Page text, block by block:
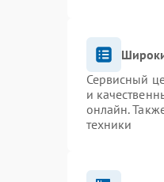
Сервисный
и
онлайн.
техники